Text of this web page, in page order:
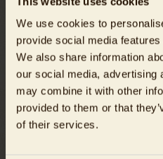
We use cookies to
provide social media
We also share information
our social media, advertising
may combine it with other
provided to them or that
of their services.
Feldhamsterschutz geht
Tierpark Berlin
Auswilderung